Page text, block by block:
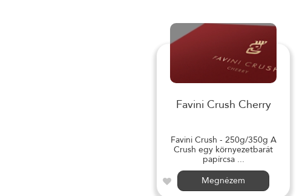
Favini Crush Cherry
Favini Crush - 250g/350g A
Crush egy környezetbarát
papírcsa ...
Megnézem